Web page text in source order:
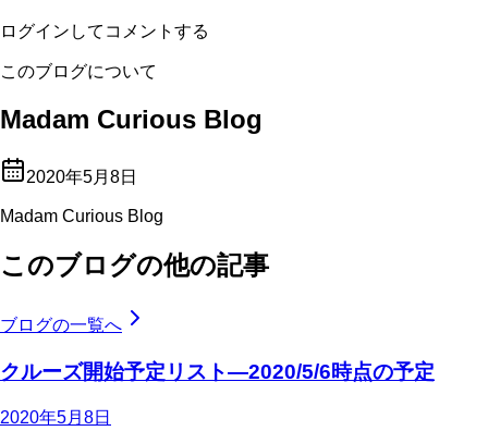
ログインしてコメントする
このブログについて
Madam Curious Blog
2020年5月8日
Madam Curious Blog
このブログの他の記事
ブログの一覧へ
クルーズ開始予定リスト―2020/5/6時点の予定
2020年5月8日